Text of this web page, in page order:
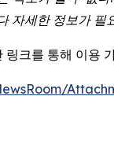
자세한 정보가 필
크를 통해 이용